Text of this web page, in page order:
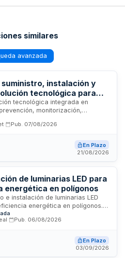
similares
avanzada
instalación y
tecnológica para
de incendios -
tecnológica integrada en
monitorización,
del riesgo de incendios en el
deberá integrar nativamente
y datos meteorológicos. El
instalación, configuración,
Sector Público, aplicándose
protección de datos.
Pub. 07/08/2026
En Plazo
21/08/2026
de luminarias LED para
energética en polígonos
e instalación de luminarias LED
energética en polígonos.
procedimiento abierto
del Sector Público,
La licitación se tramitará
de la Plataforma de Contratación
Pub. 06/08/2026
En Plazo
03/09/2026